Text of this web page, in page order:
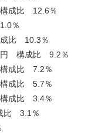
成比 12.6％
％
比 10.3％
円 構成比 9.2％
成比 7.2％
成比 5.7％
成比 3.4％
比 3.1％